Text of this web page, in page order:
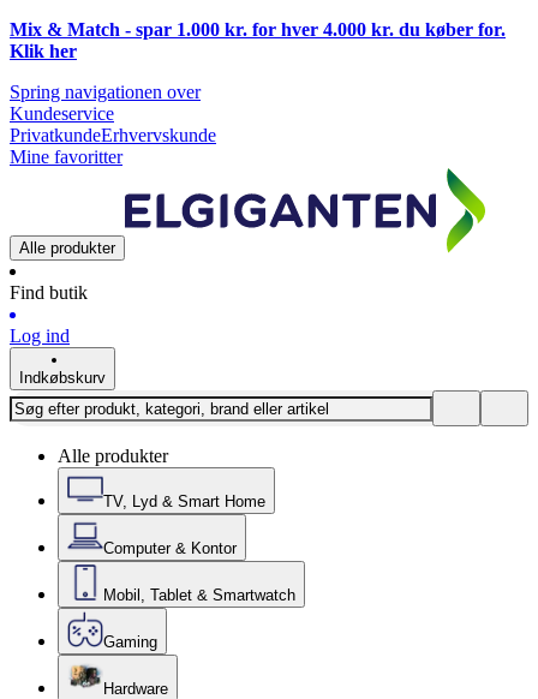
Mix & Match - spar 1.000 kr. for hver 4.000 kr. du køber for.
Klik her
Spring navigationen over
Kundeservice
PrivatkundeErhvervskunde
Mine favoritter
Alle produkter
Find butik
Log ind
Indkøbskurv
Alle produkter
TV, Lyd & Smart Home
Computer & Kontor
Mobil, Tablet & Smartwatch
Gaming
Hardware